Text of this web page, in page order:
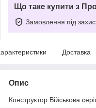
Що таке купити з
Замовлення під
Доставка
Опис
Конструктор Військова